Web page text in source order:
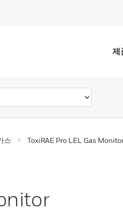
제
스 ToxiRAE Pro LEL Gas